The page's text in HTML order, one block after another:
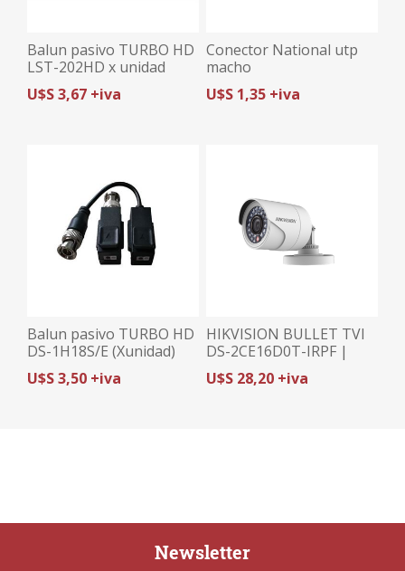
Balun pasivo TURBO HD
LST-202HD x unidad
U$S 3,67 +iva
Conector National utp
macho
U$S 1,35 +iva
Balun pasivo TURBO HD
DS-1H18S/E (Xunidad)
HIKVISION
U$S 3,50 +iva
HIKVISION BULLET TVI
DS-2CE16D0T-IRPF |
2MP (1080p)/2.8mm | 4
EN 1 | IP67
U$S 28,20 +iva
Newsletter